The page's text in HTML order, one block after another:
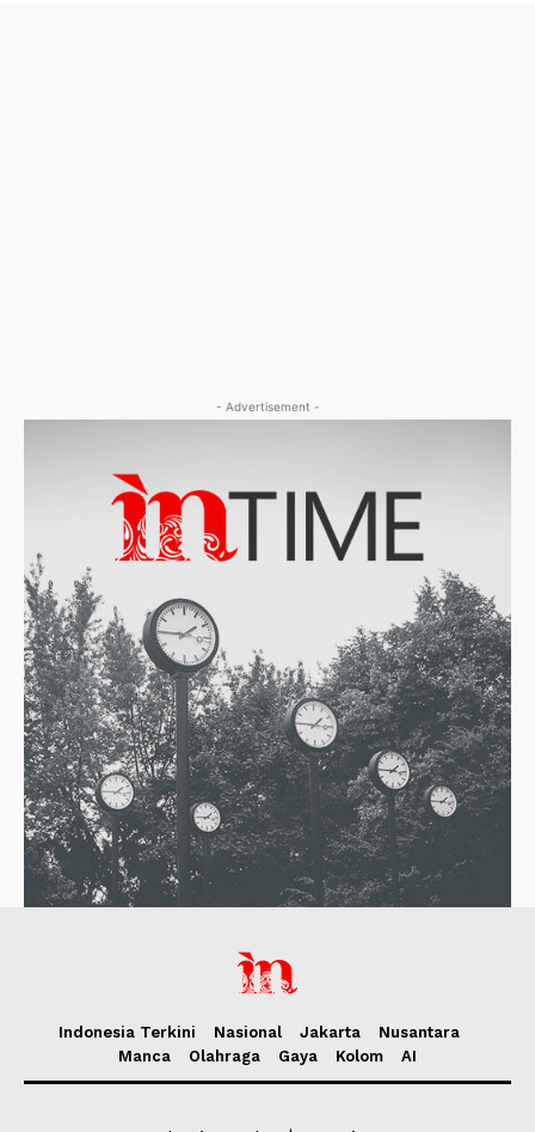
- Advertisement -
Indonesia Terkini Nasional Jakarta
Nusantara
Manca
Olahraga Gaya Kolom AI